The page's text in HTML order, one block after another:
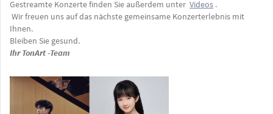
Gestreamte Konzerte finden Sie außerdem unter Videos .
Wir freuen uns auf das nächste gemeinsame Konzerterlebnis mit
Ihnen.
Bleiben Sie gesund.
Ihr TonArt -Team